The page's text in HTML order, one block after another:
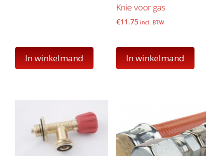
In winkelmand
Knie voor gas
€11.75 incl. BTW
In winkelmand